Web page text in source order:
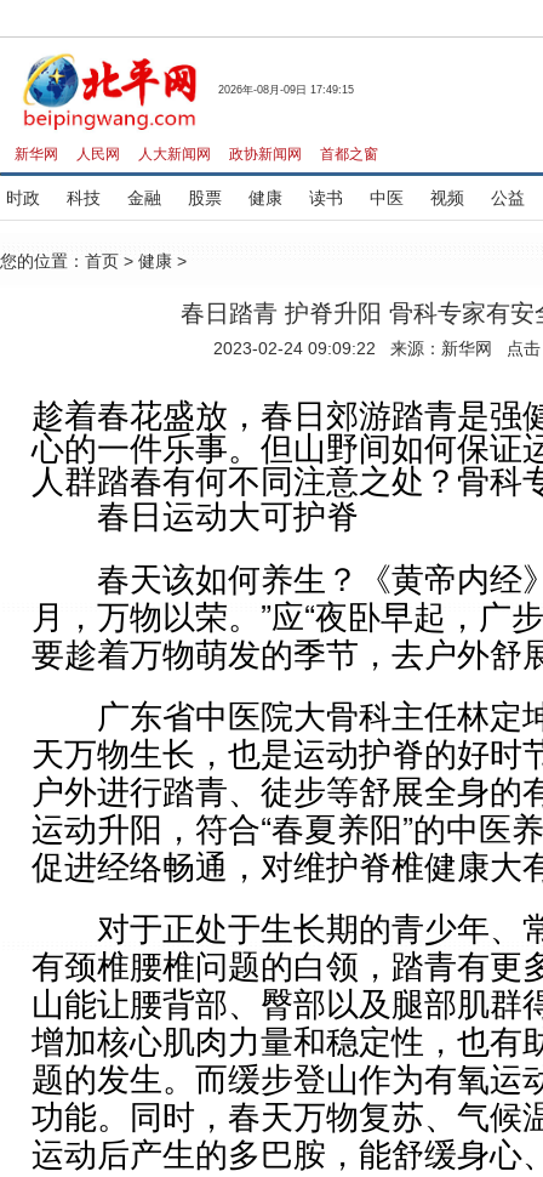
2026年-08月-09日 17:49:15
新华网 人民网 人大新闻网 政协新闻网 首都之窗
时政 科技 金融 股票 健康 读书 中医 视频 公益
您的位置： 首页 > 健康 >
春日踏青 护脊升阳 骨科专家有安
2023-02-24 09:09:22 来源：新华网 点击
趁着春花盛放，春日郊游踏青是强
心的一件乐事。但山野间如何保证
人群踏春有何不同注意之处？骨科
春日运动大可护脊
春天该如何养生？《黄帝内经
月，万物以荣。”应“夜卧早起，广
要趁着万物萌发的季节，去户外舒
广东省中医院大骨科主任林定
天万物生长，也是运动护脊的好时
户外进行踏青、徒步等舒展全身的
运动升阳，符合“春夏养阳”的中医
促进经络畅通，对维护脊椎健康大
对于正处于生长期的青少年、
有颈椎腰椎问题的白领，踏青有更
山能让腰背部、臀部以及腿部肌群
增加核心肌肉力量和稳定性，也有
题的发生。而缓步登山作为有氧运
功能。同时，春天万物复苏、气候
运动后产生的多巴胺，能舒缓身心